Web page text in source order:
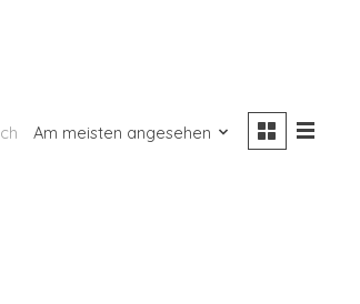
Am meisten angesehen